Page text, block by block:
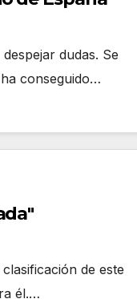
dudas. Se
conseguido…
de este
él.…